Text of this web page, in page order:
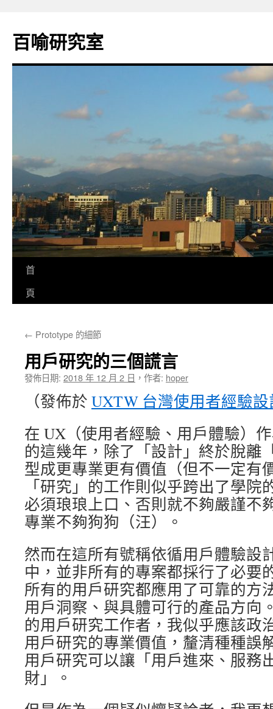
百喻研究室
跳
要
容
首
頁
← Prototype 的細節
用戶研究的三個謊言
發佈日期: 2018 年 12 月 2 日 ， 作者: hoper
（發佈於 UXTW 台灣使用者經驗
在 UX（使用者經驗、用戶體驗）
的這幾年，除了「設計」終於脫離
型成更專業更有價值（但不一定有
「研究」的工作則似乎跨出了學院
必須琅琅上口、否則就不夠嚴謹不
專業不夠狗狗（汪）。
然而在這所有號稱依循用戶體驗設
中，並非所有的專案都採行了必要
所有的用戶研究都應用了可靠的方
用戶洞察、與具體可行的產品方向
的用戶研究工作者，我似乎應該政
用戶研究的專業價值，釐清種種誤
用戶研究可以讓「用戶進來、服務
財」。